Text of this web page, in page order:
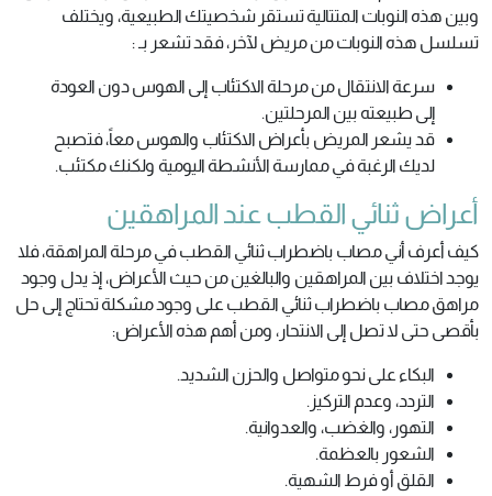
وبين هذه النوبات المتتالية تستقر شخصيتك الطبيعية، ويختلف
تسلسل هذه النوبات من مريض لآخر، فقد تشعر بـ :
سرعة الانتقال من مرحلة الاكتئاب إلى الهوس دون العودة
إلى طبيعته بين المرحلتين.
قد يشعر المريض بأعراض الاكتئاب والهوس معاً، فتصبح
لديك الرغبة في ممارسة الأنشطة اليومية ولكنك مكتئب.
أعراض ثنائي القطب عند المراهقين
كيف أعرف أني مصاب باضطراب ثنائي القطب في مرحلة المراهقة، فلا
يوجد اختلاف بين المراهقين والبالغين من حيث الأعراض، إذ يدل وجود
مراهق مصاب باضطراب ثنائي القطب على وجود مشكلة تحتاج إلى حل
بأقصى حتى لا تصل إلى الانتحار، ومن أهم هذه الأعراض:
البكاء على نحو متواصل والحزن الشديد.
التردد، وعدم التركيز.
التهور، والغضب، والعدوانية.
الشعور بالعظمة.
القلق أو فرط الشهية.